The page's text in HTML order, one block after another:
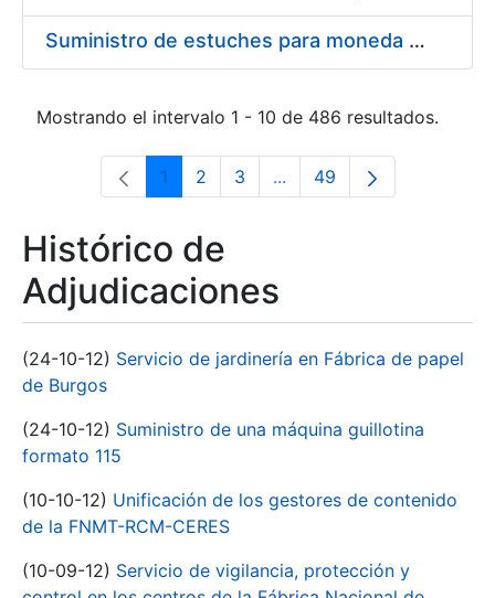
Suministro de estuches para moneda de 30 €
Mostrando el intervalo 1 - 10 de 486 resultados.
Página
1 Página
2 Página
3 ...Páginas intermedias Use
Página
49
Histórico de
Adjudicaciones
(24-10-12) Servicio de jardinería en Fábrica de papel
de Burgos
(24-10-12) Suministro de una máquina guillotina
formato 115
(10-10-12) Unificación de los gestores de contenido
de la FNMT-RCM-CERES
(10-09-12) Servicio de vigilancia, protección y